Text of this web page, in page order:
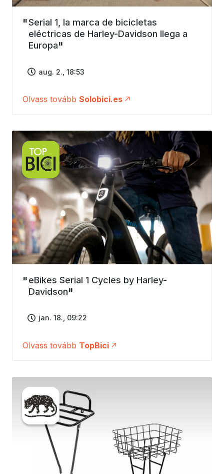
Serial 1, la marca de bicicletas
eléctricas de Harley-Davidson llega a
Europa
aug. 2., 18:53
Olvass tovább Solobici.es
eBikes Serial 1 Cycles by Harley-
Davidson
jan. 18., 09:22
Olvass tovább TopBici